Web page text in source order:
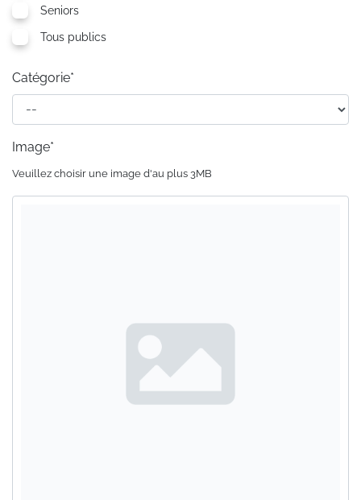
Seniors
Tous publics
Catégorie*
Image*
Veuillez choisir une image d'au plus 3MB